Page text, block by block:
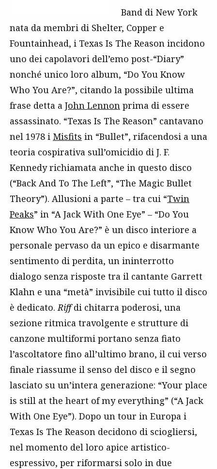
Band di New York
nata da membri di Shelter, Copper e
Fountainhead, i Texas Is The Reason incidono
uno dei capolavori dell’emo post-“Diary”
nonché unico loro album, “Do You Know
Who You Are?”, citando la possibile ultima
frase detta a John Lennon prima di essere
assassinato. “Texas Is The Reason” cantavano
nel 1978 i Misfits in “Bullet”, rifacendosi a una
teoria cospirativa sull’omicidio di J. F.
Kennedy richiamata anche in questo disco
(“Back And To The Left”, “The Magic Bullet
Theory”). Allusioni a parte – tra cui “Twin
Peaks” in “A Jack With One Eye” – “Do You
Know Who You Are?” è un disco interiore a
personale pervaso da un epico e disarmante
sentimento di perdita, un ininterrotto
dialogo senza risposte tra il cantante Garrett
Klahn e una “metà” invisibile cui tutto il disco
è dedicato.Riffdi chitarra poderosi, una
sezione ritmica travolgente e strutture di
canzone multiformi portano senza fiato
l’ascoltatore fino all’ultimo brano, il cui verso
finale riassume il senso del disco e il segno
lasciato su un’intera generazione: “Your place
is still at the heart of my everything” (“A Jack
With One Eye”). Dopo un tour in Europa i
Texas Is The Reason decidono di sciogliersi,
nel momento del loro apice artistico-
espressivo, per riformarsi solo in due